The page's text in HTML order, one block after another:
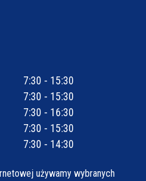
używamy wybranych
7:30 - 15:30
7:30 - 15:30
7:30 - 16:30
7:30 - 15:30
7:30 - 14:30